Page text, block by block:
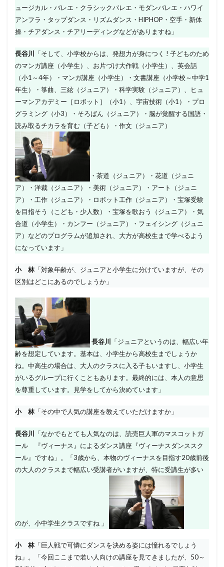
ュージカル・バレエ・クラシックバレエ・モダンバレエ・ハワイ
アンフラ・タップダンス・リズムダンス・HIPHOP・空手・新体
操・チアダンス・チアリーディングなどがありますね」
長谷川
「そして、小学校からは、発想力が身につく ! 子どものため
のマンガ講座（小学生）、お片づけ大作戦（小学生）、英会話
（小1～4年）・マンガ講座（小学生）・文書講座（小学校～中学1
年生）・箏曲、三絃（ジュニア）・科学実験（ジュニア）、ヒュ
ーマンアカデミー［ロボット］（小1）、宇宙技術（小1）・プロ
グラミング（小3）・そろばん（ジュニア）・脳が覚醒する国語・
読み取るチカラを育む（子ども）・作文（ジュニア）
・茶道（ジュニア）・花道（ジュニ
ア）・洋裁（ジュニア）・美術（ジュニア）・アート（ジュニ
ア）・工作（ジュニア）・ロボット工作（ジュニア）・宝塚受験
を目指そう（こども・少人数）・宝塚を歌おう（ジュニア）・気
合道（小学生）・カンフー（ジュニア）・フェイシング（ジュニ
ア）などのプログラムが追加され、大方が高校生まで学べるよう
になっています」
小 林「対象年齢が、ジュニアと小学生に分けていますが、その
区別はどこにあるのでしょうか」
長谷川
「ジュニアというのは、幅広い年
齢を想定しています。基本は、小学生から高校生までしょうか
ね。中高生の場合は、大人のクラスに入る子もいますし、小学生
がいるグループに行くこともあります。最終的には、本人の意思
を尊重しています。見学をしてから決めています」
小 林「その中で人気の講座を教えていただけますか」
長谷川
「なかでもとても人気なのは、読売巨人軍のマスコットガ
ール 『ヴィーナス』によるダンス講座『ヴィーナスダンススク
ール』ですね」。「3歳から、本物のヴィーナスを目指す20歳前後
の大人のクラスまで幅広い受講者がいますが、特に受講生が多い
のが、小中学生クラスですね 」
小 林「巨人戦で可憐にダンスを決める姿には憧れるでしょう
ね」。「今回ここまで若い人向けの講座を見てきましたが、50～